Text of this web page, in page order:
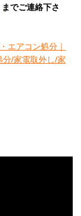
までご連絡下さ
エアコン処分｜
/家電取外し/家